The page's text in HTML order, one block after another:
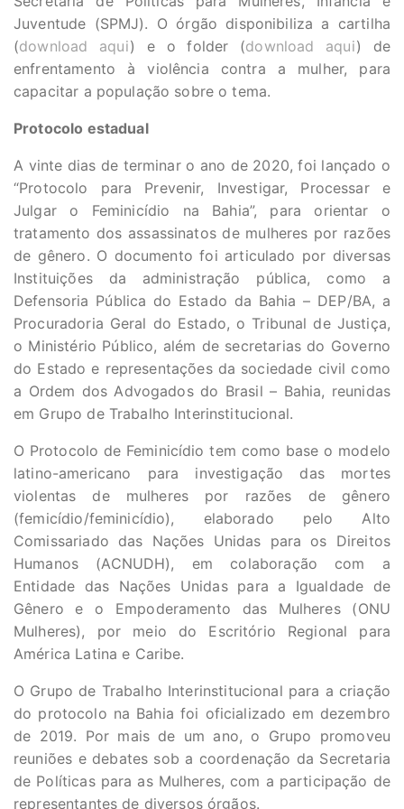
Juventude (SPMJ). O órgão disponibiliza a cartilha
(download aqui) e o folder (download aqui) de
enfrentamento à violência contra a mulher, para
capacitar a população sobre o tema.
Protocolo estadual
A vinte dias de terminar o ano de 2020, foi lançado o
“Protocolo para Prevenir, Investigar, Processar e
Julgar o Feminicídio na Bahia”, para orientar o
tratamento dos assassinatos de mulheres por razões
de gênero. O documento foi articulado por diversas
Instituições da administração pública, como a
Defensoria Pública do Estado da Bahia – DEP/BA, a
Procuradoria Geral do Estado, o Tribunal de Justiça,
o Ministério Público, além de secretarias do Governo
do Estado e representações da sociedade civil como
a Ordem dos Advogados do Brasil – Bahia, reunidas
em Grupo de Trabalho Interinstitucional.
O Protocolo de Feminicídio tem como base o modelo
latino-americano para investigação das mortes
violentas de mulheres por razões de gênero
(femicídio/feminicídio), elaborado pelo Alto
Comissariado das Nações Unidas para os Direitos
Humanos (ACNUDH), em colaboração com a
Entidade das Nações Unidas para a Igualdade de
Gênero e o Empoderamento das Mulheres (ONU
Mulheres), por meio do Escritório Regional para
América Latina e Caribe.
O Grupo de Trabalho Interinstitucional para a criação
do protocolo na Bahia foi oficializado em dezembro
de 2019. Por mais de um ano, o Grupo promoveu
reuniões e debates sob a coordenação da Secretaria
de Políticas para as Mulheres, com a participação de
representantes de diversos órgãos.